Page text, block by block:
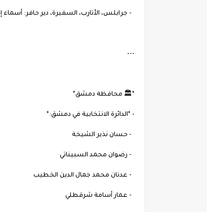
- جرابلس، الأتارب، السفيرة، دير حافر:
---
*🏛 محافظة دمشق*
- *الدائرة الانتخابية في دمشق:*
- حسان نذير الشيخة
- رضوان محمد السبيناتي
- عدنان محمد جمال الدين الخطيب
- عمار أسامة شرقطلي